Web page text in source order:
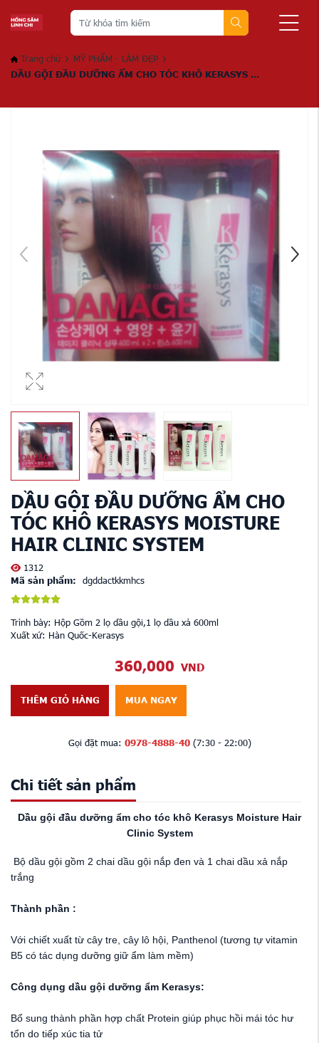
Trang chủ
MỸ PHẨM - LÀM ĐẸP
DẦU GỘI ĐẦU DƯỠNG ẨM CHO TÓC KHÔ KERASYS ...
DẦU GỘI ĐẦU DƯỠNG ẨM CHO
TÓC KHÔ KERASYS MOISTURE
HAIR CLINIC SYSTEM
1312
Mã sản phẩm:
dgddactkkmhcs
Trình bày: Hộp Gồm 2 lọ dầu gội,1 lọ dầu xả 600ml
Xuất xứ: Hàn Quốc-Kerasys
360,000 VND
THÊM GIỎ HÀNG MUA NGAY
Gọi đặt mua: 0978-4888-40(7:30 - 22:00)
Chi tiết sản phẩm
Dầu gội đầu dưỡng ẩm cho tóc khô Kerasys Moisture Hair
Clinic System
Bộ dầu gội gồm 2 chai dầu gội nắp đen và 1 chai dầu xả nắp
trắng
Thành phần :
Với chiết xuất từ cây tre, cây lô hội, Panthenol (tương tự vitamin
B5 có tác dụng dưỡng giữ ẩm làm mềm)
Công dụng dầu gội dưỡng ẩm Kerasys:
Bổ sung thành phần hợp chất Protein giúp phục hồi mái tóc hư
tổn do tiếp xúc tia tử